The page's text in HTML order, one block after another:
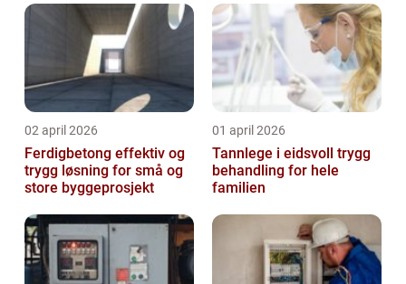
02 april 2026
Ferdigbetong effektiv og
trygg løsning for små og
store byggeprosjekt
01 april 2026
Tannlege i eidsvoll trygg
behandling for hele
familien